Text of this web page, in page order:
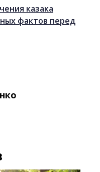
казака
фактов перед